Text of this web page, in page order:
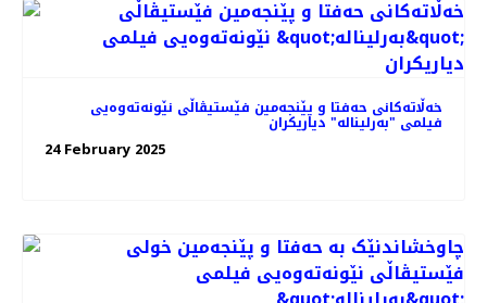
خه‌ڵاته‌کانی حه‌فتا و پێنجه‌مین فێستیڤاڵی نێونه‌ته‌وه‌یی
فیلمی "بەرلیناله" دیاریکران
24 February 2025